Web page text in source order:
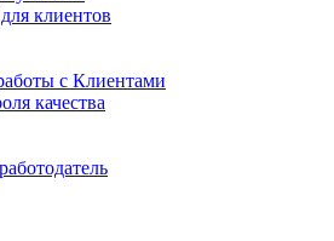
клиентов
с Клиентами
качества